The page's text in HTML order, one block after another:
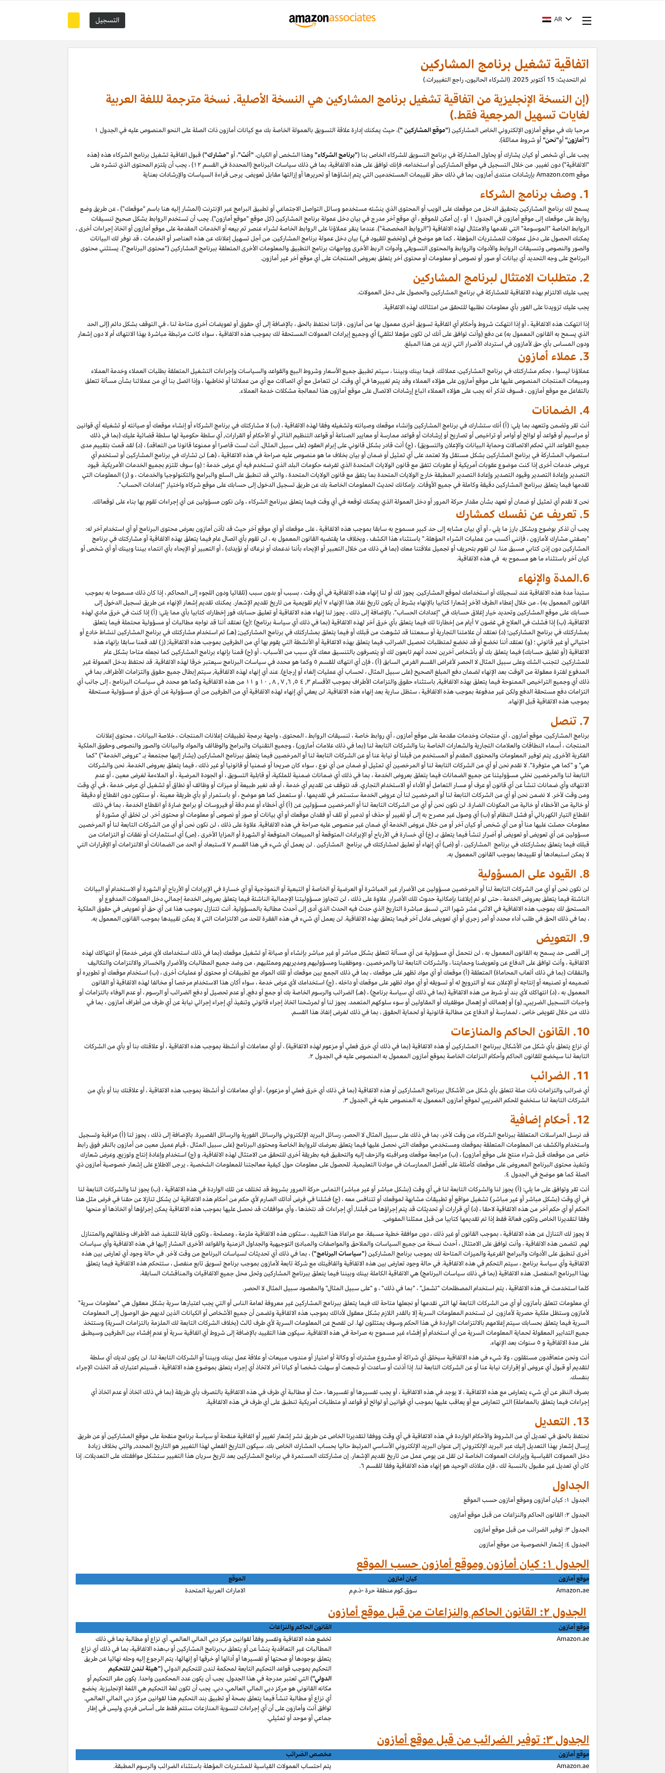
التسجيل AR
اتفاقية تشغيل برنامج المشاركين
تم التحديث: 15 أكتوبر 2025. (الشركاء الحاليون، راجع التغييرات.)
(إن النسخة الإنجليزية من اتفاقية تشغيل برنامج المشاركين هي النسخة الأصلية. نسخة مترجمة لللغة العربية
لغايات تسهيل المرجعية فقط.)
مرحبا بك في موقع أمازون الإلكتروني الخاص المشاركين ("موقع المشاركين "
)، حيث يمكنك إدارة علاقة التسويق بالعمولة الخاصة بك مع كيانات أمازون ذات الصلة على النحو المنصوص عليه في الجدول ۱
(
"أمازون"أو"نحن"أو شروط مماثلة).
يجب على أي شخص أو كيان يشارك أو يحاول المشاركة في برنامج التسويق للشركاء الخاص بنا ("برنامج الشركاء"وهذا الشخص أو الكيان، "أنت"، أو "مشارك") قبول اتفاقية تشغيل برنامج الشركاء هذه (هذه
"الاتفاقية") دون تغيير. من خلال التسجيل في موقع المشاركين أو استخدامه، فإنك توافق على هذه الاتفاقية، بما في ذلك سياسات البرنامج (المحددة في القسم ۱۲) ،
يجب أن يلتزم المحتوى الذي تنشره على
موقع Amazon.com بإرشادات منتدى أمازون، بما في ذلك حظر تقييمات المستخدمين التي يتم إنشاؤها أو تحريرها أو إزالتها مقابل تعويض. يرجى قراءة السياسات والإرشادات بعناية
1. وصف برنامج الشركاء
يسمح لك برنامج المشاركين بتحقيق الدخل من موقعك على الويب أو المحتوى الذي ينشئه مستخدمو وسائل التواصل الاجتماعي أو تطبيق البرامج عبر الإنترنت (المشار إليه هنا باسم "موقعك") ، عن طريق وضع
روابط على موقعك إلى موقع أمازون في الجدول ۱ أو ، إن أمكن للموقع ، أي موقع آخر مدرج في بيان دخل عمولة برنامج المشاركين (كل موقع "موقع أمازون"). يجب أن تستخدم الروابط بشكل صحيح تنسيقات
الروابط الخاصة "الموسومة" التي نقدمها والامتثال لهذه الاتفاقية ("الروابط المخصصة"). عندما ينقر عملاؤنا على الروابط الخاصة لشراء عنصر تم بيعه أو الخدمات المقدمة على موقع أمازون أو اتخاذ إجراءات أخرى ،
يمكنك الحصول على دخل عمولات للمشتريات المؤهلة ، كما هو موضح في (وتخضع للقيود في) بيان دخل عمولة برنامج المشاركين. من أجل تسهيل إعلانك عن هذه العناصر أو الخدمات ، قد نوفر لك البيانات
والصور والنصوص وتنسيقات الروابط والأدوات والروابط والمحتوى التسويقي وأدوات الربط الأخرى وواجهات برنامج التطبيق والمعلومات الأخرى المتعلقة ببرنامج المشاركين ("محتوى البرنامج"). يستثني محتوى
البرنامج على وجه التحديد أي بيانات أو صور أو نصوص أو معلومات أو محتوى آخر يتعلق بعروض المنتجات على أي موقع آخر غير أمازون.
2. متطلبات الامتثال لبرنامج المشاركين
يجب عليك الالتزام بهذه الاتفاقية للمشاركة في برنامج المشاركين والحصول على دخل العمولات.
يجب عليك تزويدنا على الفور بأي معلومات نطلبها للتحقق من امتثالك لهذه الاتفاقية.
إذا انتهكت هذه الاتفاقية ، أو إذا انتهكت شروط وأحكام أي اتفاقية تسويق أخرى معمول بها من أمازون ، فإننا نحتفظ بالحق ، بالإضافة إلى أي حقوق أو تعويضات أخرى متاحة لنا ، في التوقف بشكل دائم (إلى الحد
الذي يسمح به القانون المعمول به) عن دفع (وأنت توافق على أنك لن تكون مؤهلا لتلقي) أي وجميع إيرادات العمولات المستحقة لك بموجب هذه الاتفاقية ، سواء كانت مرتبطة مباشرة بهذا الانتهاك أم لا دون إشعار
ودون المساس بأي حق لأمازون في استرداد الأضرار التي تزيد عن هذا المبلغ.
3. عملاء أمازون
عملاؤنا ليسوا ، بحكم مشاركتك في برنامج المشاركين، عملائك. فيما بينك وبيننا ، سيتم تطبيق جميع الأسعار وشروط البيع والقواعد والسياسات وإجراءات التشغيل المتعلقة بطلبات العملاء وخدمة العملاء
ومبيعات المنتجات المنصوص عليها على موقع أمازون على هؤلاء العملاء وقد يتم تغييرها في أي وقت. لن تتعامل مع أي اتصالات مع أي من عملائنا أو تخاطبها ، وإذا اتصل بنا أي من عملائنا بشأن مسألة تتعلق
بالتفاعل مع موقع أمازون ، فسوف تذكر أنه يجب على هؤلاء العملاء اتباع إرشادات الاتصال على موقع أمازون هذا لمعالجة مشكلات خدمة العملاء.
4. الضمانات
أنت تقر وتضمن وتتعهد بما يلي: (أ) أنك ستشارك في برنامج المشاركين وإنشاء موقعك وصيانته وتشغيله وفقا لهذه الاتفاقية ، (ب) لا مشاركتك في برنامج الشركاء أو إنشاء موقعك أو صيانته أو تشغيله أي قوانين
أو مراسيم أو قواعد أو لوائح أو أوامر أو تراخيص أو تصاريح أو إرشادات أو قواعد ممارسة أو معايير الصناعة أو قواعد التنظيم الذاتي أو الأحكام أو القرارات, أي سلطة حكومية لها سلطة قضائية عليك (بما في ذلك
جميع القواعد التي تحكم الاتصالات وحماية البيانات والإعلان والتسويق) ، (ج) أنت قادر بشكل قانوني على إبرام العقود (على سبيل المثال. أنت لست قاصرا أو ممنوعا قانونا من التعاقد) ، (د) لقد قمت بتقييم مدى
استصواب المشاركة في برنامج المشاركين بشكل مستقل ولا تعتمد على أي تمثيل أو ضمان أو بيان بخلاف ما هو منصوص عليه صراحة في هذه الاتفاقية ، (هـ) لن تشارك في برنامج المشاركين أو تستخدم أي
عروض خدمات أخرى إذا كنت موضوع عقوبات أمريكية أو عقوبات تتفق مع قانون الولايات المتحدة الذي تفرضه حكومات البلد الذي تستخدم فيه أي عرض خدمة ؛ (و) سوف تلتزم بجميع الخدمات الأمريكية. قيود
التصدير وإعادة التصدير وقيود التصدير وإعادة التصدير المطبقة خارج الولايات المتحدة بما يتفق مع قانون الولايات المتحدة ، والتي قد تنطبق على السلع والبرامج والتكنولوجيا والخدمات ، و (ز) المعلومات التي
تقدمها فيما يتعلق ببرنامج المشاركين دقيقة وكاملة في جميع الأوقات. بإمكانك تحديث المعلومات الخاصة بك عن طريق تسجيل الدخول إلى حسابك على موقع شركاه واختيار "إعدادات الحساب".
نحن لا نقدم أي تمثيل أو ضمان أو تعهد بشأن مقدار حركة المرور أو دخل العمولة الذي يمكنك توقعه في أي وقت فيما يتعلق ببرنامج الشركاء ، ولن نكون مسؤولين عن أي إجراءات تقوم بها بناء على توقعاتك.
5. تعريف عن نفسك كمشارك
يجب أن تذكر بوضوح وبشكل بارز ما يلي ، أو أي بيان مشابه إلى حد كبير مسموح به سابقا بموجب هذه الاتفاقية ، على موقعك أو أي موقع آخر حيث قد تأذن أمازون بعرض محتوى البرنامج أو أي استخدام آخر له:
"بصفتي مشارك لأمازون ، فإنني أكسب من عمليات الشراء المؤهلة." باستثناء هذا الكشف ، وبخلاف ما يقتضيه القانون المعمول به ، لن تقوم بأي اتصال عام فيما يتعلق بهذه الاتفاقية أو مشاركتك في برنامج
المشاركين دون إذن كتابي مسبق منا. لن تقوم بتحريف أو تجميل علاقتنا معك (بما في ذلك من خلال التعبير أو الإيحاء بأننا ندعمك أو نرعاك أو نؤيدك) ، أو التعبير أو الإيحاء بأي انتماء بيننا وبينك أو أي شخص أو
كيان آخر باستثناء ما هو مسموح به في هذه الاتفاقية.
6. المدة والإنهاء
ستبدأ مدة هذه الاتفاقية عند تسجيلك أو استخدامك لموقع المشاركين. يجوز لك أو لنا إنهاء هذه الاتفاقية في أي وقت ، بسبب أو بدون سبب (تلقائيا ودون اللجوء إلى المحاكم ، إذا كان ذلك مسموحا به بموجب
القانون المعمول به) ، من خلال إعطاء الطرف الآخر إشعارا كتابيا بالإنهاء بشرط أن يكون تاريخ نفاذ هذا الإنهاء ۷أيام تقويمية من تاريخ تقديم الإشعار. يمكنك تقديم إشعار الإنهاء عن طريق تسجيل الدخول إلى
حسابك على موقع المشاركين وتحديد خيار إغلاق حسابك في "إعدادات الحساب". بالإضافة إلى ذلك ، يجوز لنا إنهاء هذه الاتفاقية أو تعليق حسابك فور إخطارك كتابيا بأي مما يلي: (أ) إذا كنت في خرق مادي لهذه
الاتفاقية، (ب) إذا فشلت في العلاج في غضون ۷أيام من إخطارنا لك فيما يتعلق بأي خرق آخر لهذه الاتفاقية (بما في ذلك أي سياسة برنامج) ؛(ج) نعتقد أننا قد نواجه مطالبات أو مسؤولية محتملة فيما يتعلق
بمشاركتك في برنامج المشاركين؛ (د) نعتقد أن علامتنا التجارية أو سمعتنا قد تشوهت من قبلك أو فيما يتعلق بمشاركتك في برنامج المشاركين; (هـ) تم استخدام مشاركتك في برنامج المشاركين لنشاط خادع أو
احتيالي أو غير قانوني ؛ (و) نعتقد أننا نخضع أو قد نخضع لمتطلبات تحصيل الضرائب فيما يتعلق بهذه الاتفاقية أو الأنشطة التي يقوم بها أي من الطرفين بموجب هذه الاتفاقية; (ز) لقد قمنا سابقا بإنهاء هذه
الاتفاقية (أو تغليق حسابك) فيما يتعلق بك أو بأشخاص آخرين نحدد أنهم تابعون لك أو يتصرفون بالتنسيق معك لأي سبب من الأسباب ، أو (ح) قمنا بإنهاء برنامج المشاركين كما نجعله متاحا بشكل عام
للمشاركين. لتجنب الشك وعلى سبيل المثال لا الحصر لأغراض القسم الفرعي السابق (أ) ، فإن أي انتهاك للقسم ٥ وكما هو محدد في سياسات البرنامج سيعتبر خرقا لهذه الاتفاقية. قد نحتفظ بدخل العمولة غير
المدفوع لفترة معقولة من الوقت بعد الإنهاء لضمان دفع المبلغ الصحيح (على سبيل المثال ، لحساب أي عمليات إلغاء أو إرجاع). عند أي إنهاء لهذه الاتفاقية, سيتم إبطال جميع حقوق والتزامات الأطراف, بما في
ذلك أي وجميع التراخيص الممنوحة فيما يتعلق بهذه الاتفاقية, باستثناء حقوق والتزامات الأطراف بموجب الأقسام ۳, ٤ ٥, ٦, ۷ , ۸ , ۱۰ و ۱۱ من هذه الاتفاقية وكما هو محدد في سياسات البرنامج ، إلى جانب أي
التزامات دفع مستحقة الدفع ولكن غير مدفوعة بموجب هذه الاتفاقية ، ستظل سارية بعد إنهاء هذه الاتفاقية. لن يعفي أي إنهاء لهذه الاتفاقية أي من الطرفين من أي مسؤولية عن أي خرق أو مسؤولية مستحقة
بموجب هذه الاتفاقية قبل الإنهاء.
7. تنصل
برنامج المشاركين، موقع أمازون ، أي منتجات وخدمات مقدمة على موقع أمازون ، أي روابط خاصة ، تنسيقات الروابط ، المحتوى ، واجهة برمجة تطبيقات إعلانات المنتجات ، خلاصة البيانات ، محتوى إعلانات
المنتجات ، أسماء النطاقات والعلامات التجارية والشعارات الخاصة بنا والشركات التابعة لنا (بما في ذلك علامات أمازون) ، وجميع التقنيات والبرامج والوظائف والمواد والبيانات والصور والنصوص وحقوق الملكية
الفكرية الأخرى, يتم توفير المعلومات والمحتوى المقدم أو المستخدم من قبلنا أو نيابة عنا أو عن الشركات التابعة لنا أو المرخصين فيما يتعلق ببرنامج المشاركين (يشار إليها مجتمعة بـ "عروض الخدمة") "كما
هي" و "كما هي متوفرة". لا نقدم نحن أو أي من الشركات التابعة لنا أو المرخصين أي تمثيل أو ضمان من أي نوع ، سواء كان صريحا أو ضمنيا أو قانونيا أو غير ذلك ، فيما يتعلق بعروض الخدمة. نحن والشركات
التابعة لنا والمرخصين نخلي مسؤوليتنا عن جميع الضمانات فيما يتعلق بعروض الخدمة ، بما في ذلك أي ضمانات ضمنية للملكية، أو قابلية التسويق ، أو الجودة المرضية ، أو الملاءمة لغرض معين ، أو عدم
الانتهاك وأي ضمانات تنشأ عن أي قانون أو عرف أو مسار التعامل أو الأداء أو الاستخدام التجاري. قد نتوقف عن تقديم أي خدمة ، أو قد نغير طبيعة أو ميزات أو وظائف أو نطاق أو تشغيل أي عرض خدمة ، في أي وقت
ومن وقت لآخر. لا نضمن نحن أو أي من الشركات التابعة لنا أو المرخصين لنا أن عروض الخدمة ستستمر في تقديمها ، أو ستعمل كما هو موضح ، أو باستمرار أو بأي طريقة معينة ، أو ستكون دون انقطاع أو دقيقة
أو خالية من الأخطاء أو خالية من المكونات الضارة. لن نكون نحن أو أي من الشركات التابعة لنا أو المرخصين مسؤولين عن (أ) أي أخطاء أو عدم دقة أو فيروسات أو برامج ضارة أو انقطاع الخدمة ، بما في ذلك
انقطاع التيار الكهربائي أو فشل النظام أو (ب) أي وصول غير مصرح به إلى أو تغيير أو حذف أو تدمير أو تلف أو فقدان موقعك أو أي بيانات أو صور أو نصوص أو معلومات أو محتوى آخر. لن تخلق أي مشورة أو
معلومات حصلت عليها منا أو من أي شخص أو كيان آخر أو من خلال عروض الخدمة أي ضمان غير منصوص عليه صراحة في هذه الاتفاقية. علاوة على ذلك ، لن نكون نحن أو أي من الشركات التابعة لنا أو المرخصين
مسؤولين عن أي تعويض أو تعويض أو أضرار تنشأ فيما يتعلق بـ (خ) أي خسارة في الأرباح أو الإيرادات المتوقعة أو المبيعات المتوقعة أو الشهرة أو المزايا الأخرى ، (ص) أي استثمارات أو نفقات أو التزامات من
قبلك فيما يتعلق بمشاركتك في برنامج المشاركين ، أو (ض) أي إنهاء أو تعليق لمشاركتك في برنامج المشاركين . لن يعمل أي شيء في هذا القسم ۷ لاستبعاد أو الحد من الضمانات أو الالتزامات أو الإقرارات التي
لا يمكن استبعادها أو تقييدها بموجب القانون المعمول به.
8. القيود على المسؤولية
لن نكون نحن أو أي من الشركات التابعة لنا أو المرخصين مسؤولين عن الأضرار غير المباشرة أو العرضية أو الخاصة أو التبعية أو النموذجية أو أي خسارة في الإيرادات أو الأرباح أو الشهرة أو الاستخدام أو البيانات
الناشئة فيما يتعلق بعروض الخدمة ، حتى لو تم إبلاغنا بإمكانية حدوث تلك الأضرار. علاوة على ذلك ، لن تتجاوز مسؤوليتنا الإجمالية الناشئة فيما يتعلق بعروض الخدمة إجمالي دخل العمولات المدفوع أو
المستحق لك بموجب هذه الاتفاقية في الاثني عشر شهرا التي تسبق مباشرة التاريخ الذي حدث فيه الحدث الذي أدى إلى أحدث مطالبة بالمسؤولية. أنت تتنازل بموجب هذا عن أي حق أو تعويض في حقوق الملكية
، بما في ذلك الحق في طلب أداء محدد أو أمر زجري أو أي تعويض عادل آخر فيما يتعلق بهذه الاتفاقية. لن يعمل أي شيء في هذه الفقرة للحد من الالتزامات التي لا يمكن تقييدها بموجب القانون المعمول به.
9. التعويض
إلى أقصى حد يسمح به القانون المعمول به ، لن نتحمل أي مسؤولية عن أي مسألة تتعلق بشكل مباشر أو غير مباشر بإنشاء أو صيانة أو تشغيل موقعك (بما في ذلك استخدامك لأي عرض خدمة) أو انتهاكك لهذه
الاتفاقية ، وأنت توافق على الدفاع عن وتعويضنا وحمايتنا ، والشركات التابعة لنا والمرخصين ، وموظفينا ومسؤوليهم ومديريهم وممثليهم ، من وضد جميع المطالبات والأضرار والخسائر والالتزامات والتكاليف
والنفقات (بما في ذلك أتعاب المحاماة) المتعلقة (أ) موقعك أو أي مواد تظهر على موقعك ، بما في ذلك الجمع بين موقعك أو تلك المواد مع تطبيقات أو محتوى أو عمليات أخرى ، (ب) استخدام موقعك أو تطويره أو
تصميمه أو تصنيعه أو إنتاجه أو الإعلان عنه أو الترويج له أو تسويقه أو أي مواد تظهر على موقعك أو داخله ، (ج) استخدامك لأي عرض خدمة ، سواء أكان هذا الاستخدام مرخصا أو مخالفا لهذه الاتفاقية أو القانون
المعمول به ، (د) انتهاكك لأي بند أو شرط من هذه الاتفاقية (بما في ذلك أي سياسة برنامج) ، (هـ) الضرائب والرسوم الخاصة بك أو جمع أو دفع, أو عدم تحصيل أو دفع الضرائب أو الرسوم ، أو عدم الوفاء بالتزامات أو
واجبات التسجيل الضريبي, (و)أو إهمالك أو إهمال موظفيك أو المقاولين أو سوء سلوكهم المتعمد. يجوز لنا أو لمرشحنا اتخاذ إجراء قانوني وتنفيذ أي إجراء إجرائي نيابة عن أي طرف من أطراف أمازون ، بما في
ذلك من خلال تفويض خاص ، لممارسة أو الدفاع عن مطالبة قانونية أو لحماية الحقوق ، بما في ذلك لغرض إنفاذ هذا القسم.
10. القانون الحاكم والمنازعات
أي نزاع يتعلق بأي شكل من الأشكال ببرنامج ا المشاركين أو هذه الاتفاقية (بما في ذلك أي خرق فعلي أو مزعوم لهذه الاتفاقية) ، أو أي معاملات أو أنشطة بموجب هذه الاتفاقية ، أو علاقتك بنا أو بأي من الشركات
التابعة لنا سيخضع للقانون الحاكم وأحكام النزاعات الخاصة بموقع أمازون المعمول به المنصوص عليه في الجدول ۲.
11. الضرائب
أي ضرائب والتزامات ذات صلة تتعلق بأي شكل من الأشكال ببرنامج المشاركينأو هذه الاتفاقية (بما في ذلك أي خرق فعلي أو مزعوم) ، أو أي معاملات أو أنشطة بموجب هذه الاتفاقية ، أو علاقتك بنا أو بأي من
الشركات التابعة لنا ستخضع للحكم الضريبي لموقع أمازون المعمول به المنصوص عليه في الجدول ۳.
12. أحكام إضافية
قد نرسل المراسلات المتعلقة ببرنامج الشركاء من وقت لآخر، بما في ذلك على سبيل المثال لا الحصر، رسائل البريد الإلكتروني والرسائل الفورية والرسائل القصيرة. بالإضافة إلى ذلك ، يجوز لنا (أ) مراقبة وتسجيل
واستخدام والكشف عن المعلومات المتعلقة بموقعك ومستخدمي موقعك التي نحصل عليها فيما يتعلق بعرضك للروابط الخاصة ومحتوى البرنامج (على سبيل المثال ، قيام عميل معين من أمازون بالنقر فوق رابط
خاص من موقعك قبل شراء منتج على موقع أمازون) ، (ب) مراجعة موقعك ومراقبته والزحف إليه والتحقيق فيه بطريقة أخرى للتحقق من الامتثال لهذه الاتفاقية، و (ج) استخدام وإعادة إنتاج وتوزيع, وعرض شعارك
وتنفيذ محتوى البرنامج المعروض على موقعك كأمثلة على أفضل الممارسات في موادنا التعليمية. للحصول على معلومات حول كيفية معالجتنا للمعلومات الشخصية ، يرجى الاطلاع على إشعار خصوصية أمازون ذي
الصلة كما هو موضح في الجدول ٤.
أنت تقر وتوافق على ما يلي: (أ) يجوز لنا والشركات التابعة لنا في أي وقت (بشكل مباشر أو غير مباشر) التماس حركة المرور بشروط قد تختلف عن تلك الواردة في هذه الاتفاقية ، (ب) يجوز لنا والشركات التابعة لنا
في أي وقت (بشكل مباشر أو غير مباشر) تشغيل مواقع أو تطبيقات مشابهة لموقعك أو تتنافس معه ، (ج) فشلنا في فرض أدائك الصارم لأي حكم من أحكام هذه الاتفاقية لن يشكل تنازلا عن حقنا في فرض مثل هذا
الحكم أو أي حكم آخر من هذه الاتفاقية لاحقا ، (د) أي قرارات أو تحديثات قد يتم إجراؤها من قبلنا, أي إجراءات قد نتخذها ، وأي موافقات قد نحصل عليها بموجب هذه الاتفاقية يمكن إجراؤها أو اتخاذها أو منحها
وفقا لتقديرنا الخاص وتكون فعالة فقط إذا تم تقديمها كتابيا من قبل ممثلنا المفوض.
لا يجوز لك التنازل عن هذه الاتفاقية ، بموجب القانون أو غير ذلك ، دون موافقة خطية مسبقة. مع مراعاة هذا التقييد ، ستكون هذه الاتفاقية ملزمة ، ومصلحة ، وتكون قابلة للتنفيذ ضد الأطراف وخلفائهم والمتنازل
لهم. تتضمن هذه الاتفاقية ، وأنت توافق على الامتثال ، أحدث نسخة من جميع السياسات والملاحق والمواصفات والمبادئ التوجيهية والجداول الزمنية والقواعد الأخرى المشار إليها في هذه الاتفاقية وأي سياسات
أخرى تنطبق على الأدوات والبرامج الفرعية والميزات المتاحة لك بموجب برنامج المشاركين ("سياسات البرنامج") ، بما في ذلك أي تحديثات لسياسات البرنامج من وقت لآخر. في حالة وجود أي تعارض بين هذه
الاتفاقية وأي سياسة برنامج ، سيتم التحكم في هذه الاتفاقية. في حالة وجود تعارض بين هذه الاتفاقية واتفاقيتك مع شركة تابعة لأمازون بموجب برنامج تسويق تابع منفصل ، ستتحكم هذه الاتفاقية فيما يتعلق
بهذا البرنامج المنفصل. هذه الاتفاقية (بما في ذلك سياسات البرنامج) هي الاتفاقية الكاملة بينك وبيننا فيما يتعلق ببرنامج المشاركين وتحل محل جميع الاتفاقيات والمناقشات السابقة.
كلما استخدمت في هذه الاتفاقية ، يتم استخدام المصطلحات "تشمل" ، "بما في ذلك" ، و "على سبيل المثال" والمقصود سبيل المثال لا الحصر.
أي معلومات تتعلق بأمازون أو أي من الشركات التابعة لها التي نقدمها أو نجعلها متاحة لك فيما يتعلق ببرنامج المشاركين غير معروفة لعامة الناس أو التي يجب اعتبارها سرية بشكل معقول هي "معلومات سرية"
لأمازون وستظل ملكية حصرية لأمازون. لن تستخدم المعلومات السرية إلا بالقدر اللازم بشكل معقول لأدائك بموجب هذه الاتفاقية وتضمن أن جميع الأشخاص أو الكيانات الذين لديهم حق الوصول إلى المعلومات
السرية فيما يتعلق بحسابك سيتم إعلامهم بالالتزامات الواردة في هذا الحكم وسوف يمتثلون لها. لن تفصح عن المعلومات السرية لأي طرف ثالث (بخلاف الشركات التابعة لك الملزمة بالتزامات السرية) وستتخذ
جميع التدابير المعقولة لحماية المعلومات السرية من أي استخدام أو إفشاء غير مسموح به صراحة في هذه الاتفاقية. سيكون هذا التقييد بالإضافة إلى شروط أي اتفاقية سرية أو عدم إفشاء بين الطرفين وسيطبق
على مدة الاتفاقية و ٥ سنوات بعد الإنهاء.
أنت ونحن متعاقدون مستقلون ، ولا شيء في هذه الاتفاقية سيخلق أي شراكة أو مشروع مشترك أو وكالة أو امتياز أو مندوب مبيعات أو علاقة عمل بينك وبيننا أو الشركات التابعة لنا. لن يكون لديك أي سلطة
لتقديم أو قبول أي عروض أو إقرارات نيابة عنا أو عن الشركات التابعة لنا. إذا أذنت أو ساعدت أو شجعت أو سهلت شخصا أو كيانا آخر لاتخاذ أي إجراء يتعلق بموضوع هذه الاتفاقية ، فسيتم اعتبارك قد اتخذت الإجراء
بنفسك.
بصرف النظر عن أي شيء يتعارض مع هذه الاتفاقية ، لا يوجد في هذه الاتفاقية ، أو يجب تفسيرها أو تفسيرها ، حث أو مطالبة أي طرف في هذه الاتفاقية بالتصرف بأي طريقة (بما في ذلك اتخاذ أو عدم اتخاذ أي
إجراءات فيما يتعلق بالمعاملة) التي تتعارض مع أو يعاقب عليها بموجب أي قوانين أو لوائح أو قواعد أو متطلبات أمريكية تنطبق على أي طرف في هذه الاتفاقية.
13. التعديل
نحتفظ بالحق في تعديل أي من الشروط والأحكام الواردة في هذه الاتفاقية في أي وقت ووفقا لتقديرنا الخاص عن طريق نشر إشعار تغيير أو اتفاقية منقحة أو سياسة برنامج منقحة على موقع المشاركين أو عن طريق
إرسال إشعار بهذا التعديل إليك عبر البريد الإلكتروني إلى عنوان البريد الإلكتروني الأساسي المرتبط حاليا بحساب المشارك الخاص بك. سيكون التاريخ الفعلي لهذا التغيير هو التاريخ المحدد, والتي بخلاف زيادة
دخل العمولات القياسية وإيرادات العمولات الخاصة لن تقل عن يومي عمل من تاريخ تقديم الإشعار. إن مشاركتك المستمرة في برنامج المشاركين بعد تاريخ سريان هذا التغيير ستشكل موافقتك على التعديلات. إذا
كان أي تعديل غير مقبول بالنسبة لك ، فإن ملاذك الوحيد هو إنهاء هذه الاتفاقية وفقا للقسم ٦.
الجداول
الجدول ۱: كيان أمازون وموقع أمازون حسب الموقع
الجدول ۲: القانون الحاكم والنزاعات من قبل موقع أمازون
الجدول ۳: توفير الضرائب من قبل موقع أمازون
الجدول ٤: إشعار الخصوصية من موقع أمازون
الجدول ۱: كيان أمازون وموقع أمازون حسب الموقع
موقع أمازون كيان أمازون
الموقع
Amazon.ae سوق.كوم منطقة حرة -ذ.م.م الامارات العربية المتحدة
الجدول ۲: القانون الحاكم والنزاعات من قبل موقع أمازون
موقع أمازون
القانون الحاكم والنزاعات
Amazon.ae
تخضع هذه الاتفاقية وتفسر وفقاً لقوانين مركز دبي المالي العالمي. أي نزاع أو مطالبة بما في ذلك
المطالبات غير التعاقدية ينشأ عنأو يتعلق ببرنامج المشاركينأو بهذه الاتفاقية، بما في ذلك أي نزاع
يتعلق بوجودها أو صحتها أو تفسيرها أو أدائها أو خرقها أو إنهائها، يتم الرجوع إليه وحله نهائيا عن طريق
التحكيم بموجب قواعد التحكيم التابعة لمحكمة لندن للتحكيم الدولي ("هيئة لندن للتحكيم
الدولي") التي تعتبر مدرجة في هذا الجدول. يجب أن يكون عدد المحكمين واحدا. يكون مقر التحكيم أو
مكانه القانوني هو مركز دبي المالي العالمي، دبي. يجب أن تكون لغة التحكيم هي اللغة الإنجليزية. يخضع
أي نزاع أو مطالبة تنشأ فيما يتعلق بصحة أو تطبيق بند التحكيم هذا لقوانين مركز دبي المالي العالمي.
توافق أنت وأمازونعلى أن أي إجراءات لتسوية المنازعات ستتم فقط على أساس فردي وليس في إطار
جماعي أو موحد أو تمثيلي.
الجدول ۳: توفير الضرائب من قبل موقع أمازون
موقع أمازون
مخصص الضرائب
Amazon.ae
يتم احتساب العمولات القياسية للمشتريات المؤهلة باستثناء الضرائب والرسوم المطبقة.